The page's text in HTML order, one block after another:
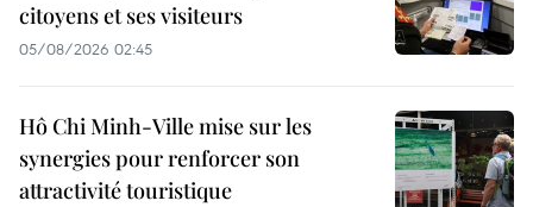
citoyens et ses visiteurs
05/08/2026 02:45
Hô Chi Minh-Ville mise sur les
synergies pour renforcer son
attractivité touristique